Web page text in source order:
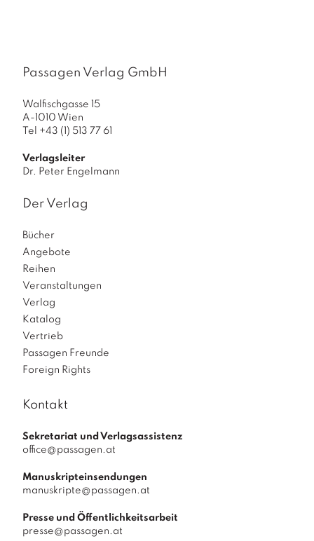
Passagen Verlag GmbH
Walfischgasse 15
A-1010 Wien
Tel +43 (1) 513 77 61
Verlagsleiter
Dr. Peter Engelmann
Der Verlag
Bücher
Angebote
Reihen
Veranstaltungen
Verlag
Katalog
Vertrieb
Passagen Freunde
Foreign Rights
Kontakt
Sekretariat und Verlagsassistenz
office@passagen.at
Manuskripteinsendungen
manuskripte@passagen.at
Presse und Öffentlichkeitsarbeit
presse@passagen.at